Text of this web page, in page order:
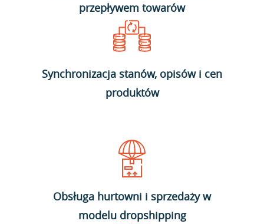
przepływem towarów
Synchronizacja stanów, opisów i cen
produktów
Obsługa hurtowni i sprzedaży w
modelu dropshipping